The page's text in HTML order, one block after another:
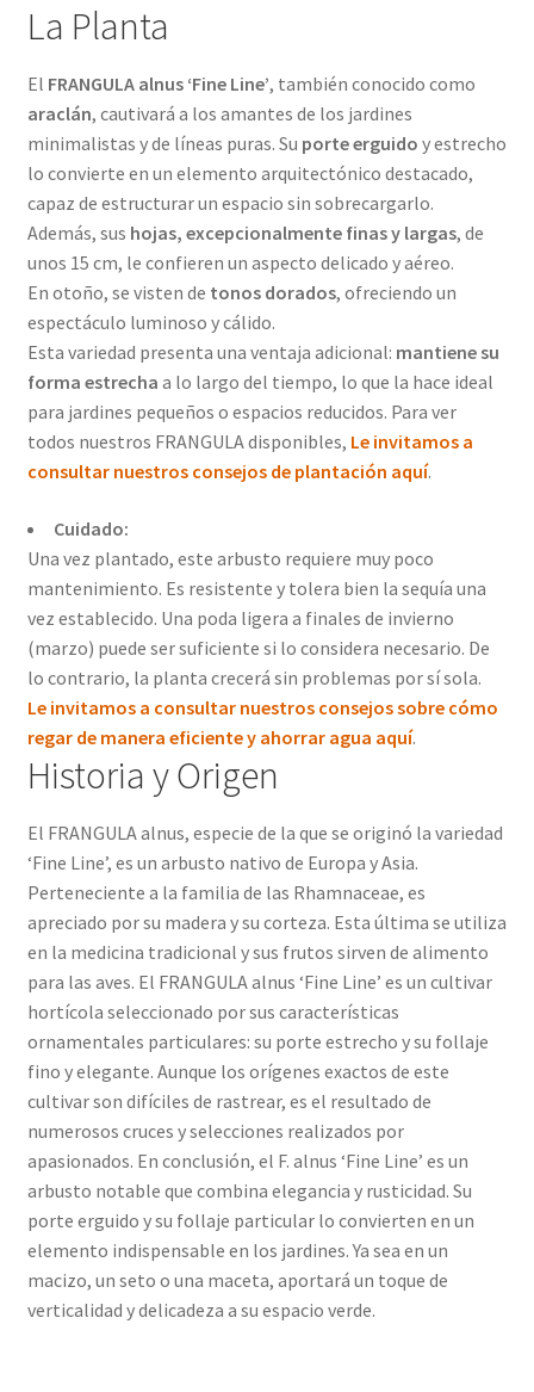
La Planta
El FRANGULA alnus ‘Fine Line’, también conocido como
araclán, cautivará a los amantes de los jardines
minimalistas y de líneas puras. Su porte erguido y estrecho
lo convierte en un elemento arquitectónico destacado,
capaz de estructurar un espacio sin sobrecargarlo.
Además, sus hojas, excepcionalmente finas y largas, de
unos 15 cm, le confieren un aspecto delicado y aéreo.
En otoño, se visten de tonos dorados, ofreciendo un
espectáculo luminoso y cálido.
Esta variedad presenta una ventaja adicional: mantiene su
forma estrecha a lo largo del tiempo, lo que la hace ideal
para jardines pequeños o espacios reducidos. Para ver
todos nuestros FRANGULA disponibles, Le invitamos a
consultar nuestros consejos de plantación aquí.
Cuidado:
Una vez plantado, este arbusto requiere muy poco
mantenimiento. Es resistente y tolera bien la sequía una
vez establecido. Una poda ligera a finales de invierno
(marzo) puede ser suficiente si lo considera necesario. De
lo contrario, la planta crecerá sin problemas por sí sola.
Le invitamos a consultar nuestros consejos sobre cómo
regar de manera eficiente y ahorrar agua aquí.
Historia y Origen
El FRANGULA alnus, especie de la que se originó la variedad
‘Fine Line’, es un arbusto nativo de Europa y Asia.
Perteneciente a la familia de las Rhamnaceae, es
apreciado por su madera y su corteza. Esta última se utiliza
en la medicina tradicional y sus frutos sirven de alimento
para las aves. El FRANGULA alnus ‘Fine Line’ es un cultivar
hortícola seleccionado por sus características
ornamentales particulares: su porte estrecho y su follaje
fino y elegante. Aunque los orígenes exactos de este
cultivar son difíciles de rastrear, es el resultado de
numerosos cruces y selecciones realizados por
apasionados. En conclusión, el F. alnus ‘Fine Line’ es un
arbusto notable que combina elegancia y rusticidad. Su
porte erguido y su follaje particular lo convierten en un
elemento indispensable en los jardines. Ya sea en un
macizo, un seto o una maceta, aportará un toque de
verticalidad y delicadeza a su espacio verde.